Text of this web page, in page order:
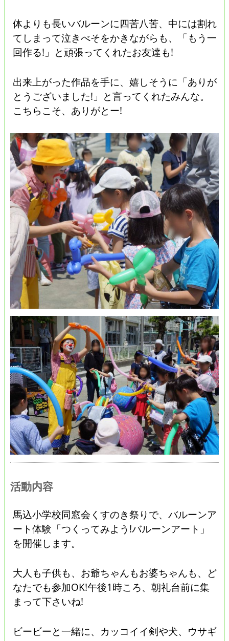
体よりも長いバルーンに四苦八苦、中には割れ
てしまって泣きべそをかきながらも、「もう一
回作る!」と頑張ってくれたお友達も!
出来上がった作品を手に、嬉しそうに「ありが
とうございました!」と言ってくれたみんな。
こちらこそ、ありがとー!
活動内容
馬込小学校同窓会くすのき祭りで、バルーンア
ート体験「つくってみよう!バルーンアート」
を開催します。
大人も子供も、お爺ちゃんもお婆ちゃんも、ど
なたでも参加OK!午後1時ころ、朝礼台前に集
まって下さいね!
ビービーと一緒に、カッコイイ剣や犬、ウサギ